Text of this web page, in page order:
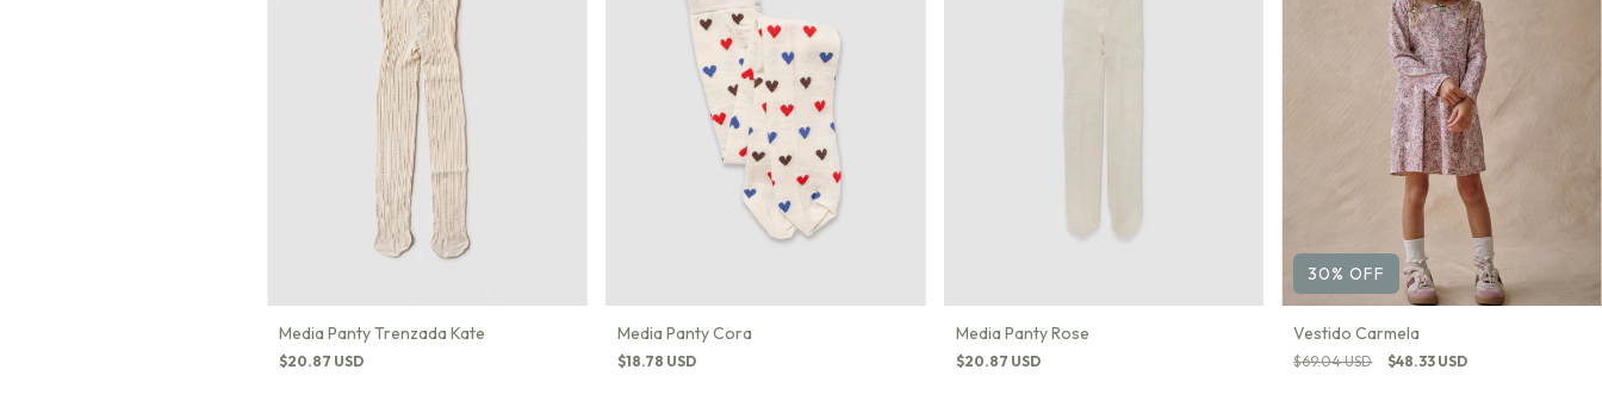
Media Panty Trenzada Kate
$20.87 USD
Media Panty Cora
$18.78 USD
Media Panty Rose
$20.87 USD
30%OFF
Vestido Carmela
$69.04 USD $48.33 USD